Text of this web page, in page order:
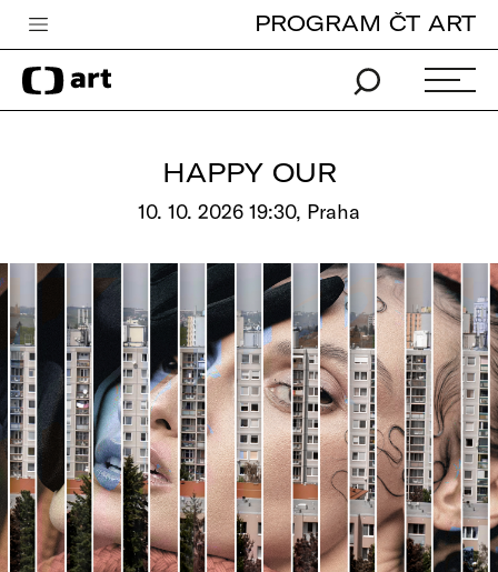
Česká televize
Zpravodajství
Pro děti
edu
Vše o ČT
PROGRAM ČT ART
HAPPY OUR
10. 10. 2026 19:30, Praha